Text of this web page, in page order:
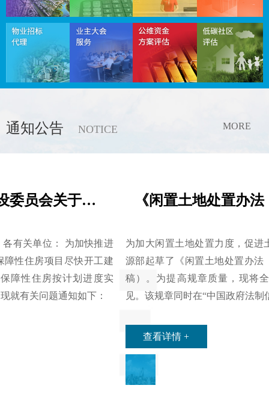
《闲置土地处置办法（修订草案）》公开征求意见
为加大闲置土地处置力度，促进土地节约集约利用，国土资
源部起草了《闲置土地处置办法（修订草案）》（征求意见
稿）。为提高规章质量，现将全文公布，征求社会各界意
见。该规章同时在“中国政府法制信息网”上进行公布。
通知公告 NOTICE MORE